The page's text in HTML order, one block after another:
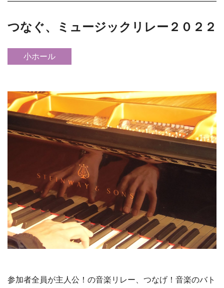
つなぐ、ミュージックリレー２０２２
小ホール
参加者全員が主人公！の音楽リレー、つなげ！音楽のバト